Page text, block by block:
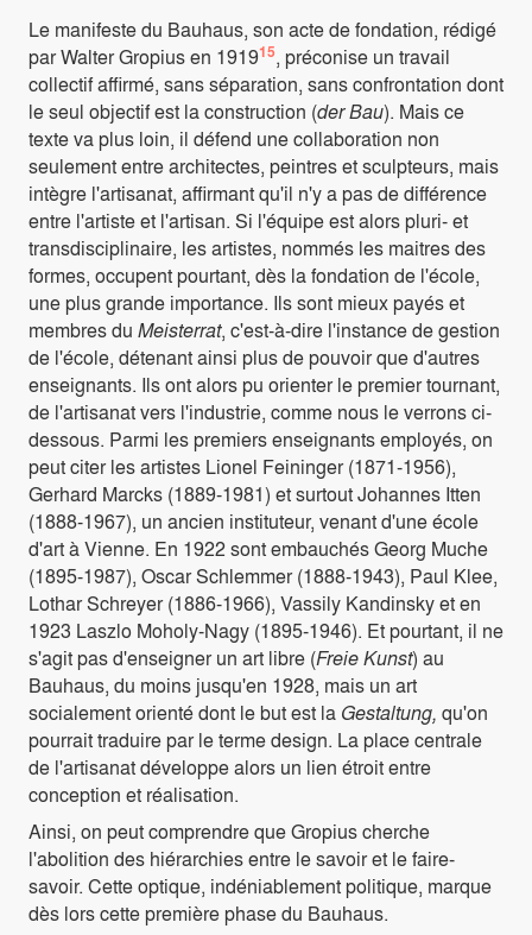
Le manifeste du Bauhaus, son acte de fondation, rédigé
par Walter Gropius en 191915, préconise un travail
collectif affirmé, sans séparation, sans confrontation dont
le seul objectif est la construction (der Bau). Mais ce
texte va plus loin, il défend une collaboration non
seulement entre architectes, peintres et sculpteurs, mais
intègre l'artisanat, affirmant qu'il n'y a pas de différence
entre l'artiste et l'artisan. Si l'équipe est alors pluri- et
transdisciplinaire, les artistes, nommés les maitres des
formes, occupent pourtant, dès la fondation de l'école,
une plus grande importance. Ils sont mieux payés et
membres du Meisterrat, c'est-à-dire l'instance de gestion
de l'école, détenant ainsi plus de pouvoir que d'autres
enseignants. Ils ont alors pu orienter le premier tournant,
de l'artisanat vers l'industrie, comme nous le verrons ci-
dessous. Parmi les premiers enseignants employés, on
peut citer les artistes Lionel Feininger (1871-1956),
Gerhard Marcks (1889-1981) et surtout Johannes Itten
(1888-1967), un ancien instituteur, venant d'une école
d'art à Vienne. En 1922 sont embauchés Georg Muche
(1895-1987), Oscar Schlemmer (1888-1943), Paul Klee,
Lothar Schreyer (1886-1966), Vassily Kandinsky et en
1923 Laszlo Moholy-Nagy (1895-1946). Et pourtant, il ne
s'agit pas d'enseigner un art libre (Freie Kunst) au
Bauhaus, du moins jusqu'en 1928, mais un art
socialement orienté dont le but est la Gestaltung, qu'on
pourrait traduire par le terme design. La place centrale
de l'artisanat développe alors un lien étroit entre
conception et réalisation.
Ainsi, on peut comprendre que Gropius cherche
l'abolition des hiérarchies entre le savoir et le faire-
savoir. Cette optique, indéniablement politique, marque
dès lors cette première phase du Bauhaus.